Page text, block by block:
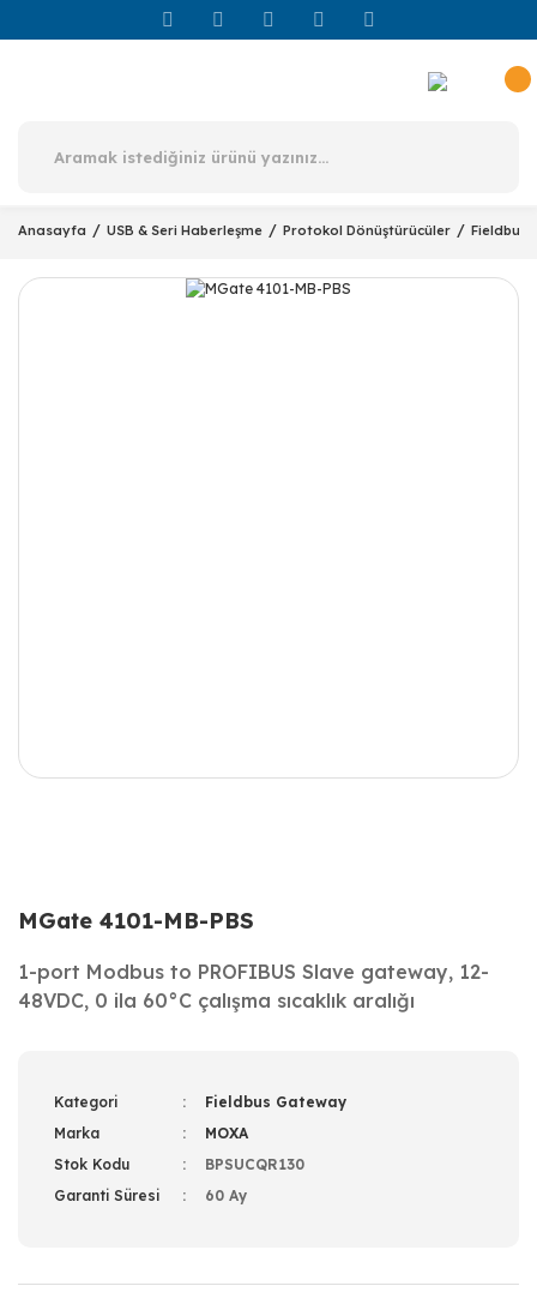
Anasayfa USB & Seri Haberleşme Protokol Dönüştürücüler Fieldbus
MGate 4101-MB-PBS
1-port Modbus to PROFIBUS Slave gateway, 12-
48VDC, 0 ila 60°C çalışma sıcaklık aralığı
Kategori
Fieldbus Gateway
Marka
MOXA
Stok Kodu
BPSUCQR130
Garanti Süresi
60 Ay